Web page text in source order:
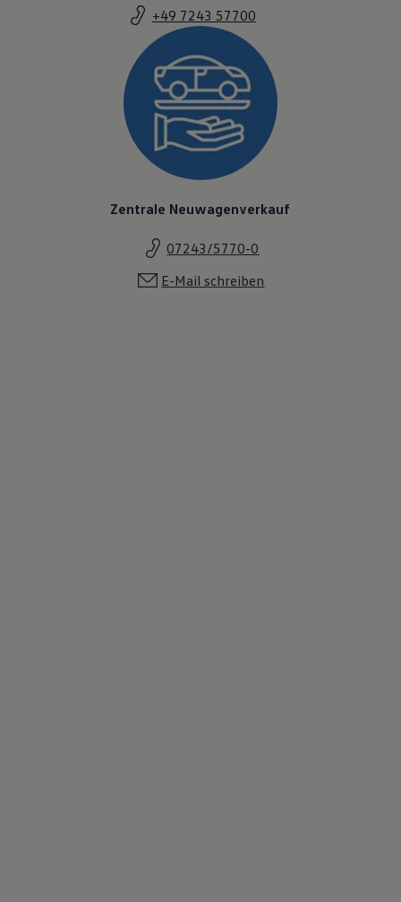
+49 7243 57700
Zentrale Neuwagenverkauf
07243/5770-0
E-Mail schreiben